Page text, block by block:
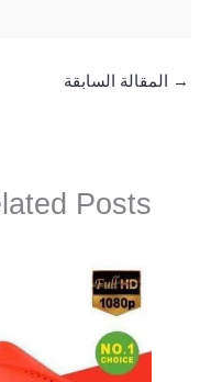
→ المقالة السابقة
Posts